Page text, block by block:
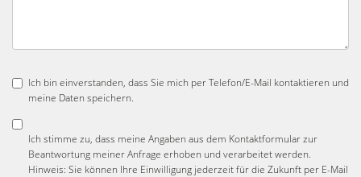
Ich bin einverstanden, dass Sie mich per Telefon/E-Mail kontaktieren und
meine Daten speichern.
Ich stimme zu, dass meine Angaben aus dem Kontaktformular zur
Beantwortung meiner Anfrage erhoben und verarbeitet werden.
Hinweis: Sie können Ihre Einwilligung jederzeit für die Zukunft per E-Mail